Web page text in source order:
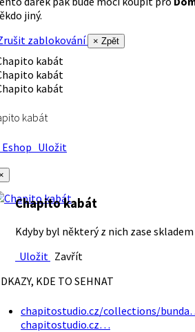
jiný.
zablokování
× Zpět
kabát
Uložit
Chapito kabát
Kdyby byl některý z nich zase skladem
Uložit Zavřít
KDE TO SEHNAT
chapitostudio.cz/collections/
chapitostudio.cz…